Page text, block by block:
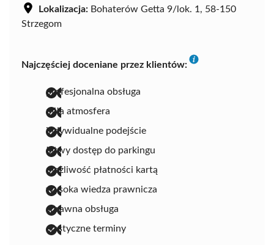
Lokalizacja: Bohaterów Getta 9/lok. 1, 58-150
Strzegom
Najczęściej doceniane przez klientów:
profesjonalna obsługa
miła atmosfera
indywidualne podejście
łatwy dostęp do parkingu
możliwość płatności kartą
wysoka wiedza prawnicza
sprawna obsługa
elastyczne terminy